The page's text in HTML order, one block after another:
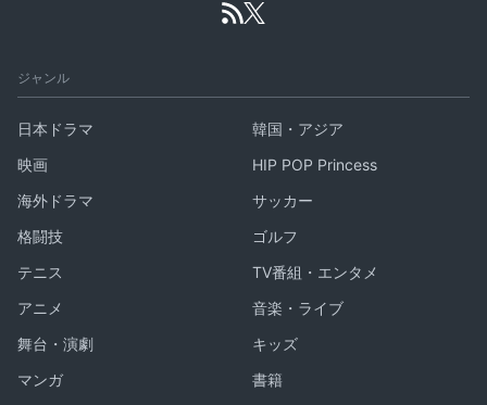
ジャンル
日本ドラマ
韓国・アジア
映画
HIP POP Princess
海外ドラマ
サッカー
格闘技
ゴルフ
テニス
TV番組・エンタメ
アニメ
音楽・ライブ
舞台・演劇
キッズ
マンガ
書籍